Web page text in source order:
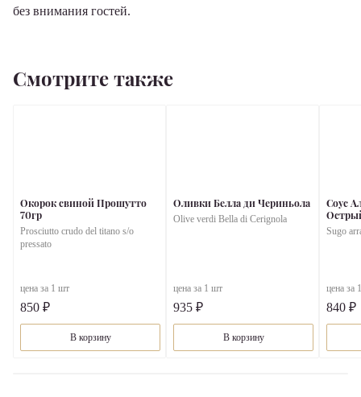
без внимания гостей.
Смотрите также
Окорок свиной Прошутто
70гр
Prosciutto crudo del titano s/o
pressato
цена за 1 шт
850 ₽
В корзину
Оливки Белла ди Чериньола
Olive verdi Bella di Cerignola
цена за 1 шт
935 ₽
В корзину
Соус
Sugo
цена за
840 ₽